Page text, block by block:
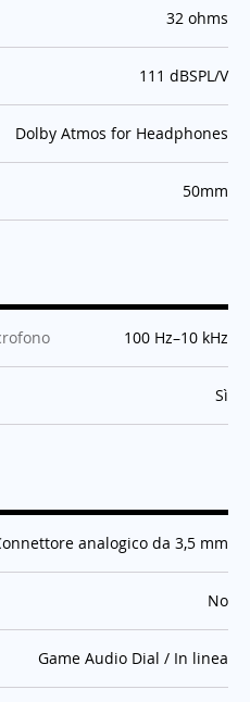
:32 ohms
:111 dBSPL/V
:Dolby Atmos for Headphones
:50mm
:100 Hz–10 kHz
:Sì
analogico da 3,5 mm
:No
:Game Audio Dial / In linea